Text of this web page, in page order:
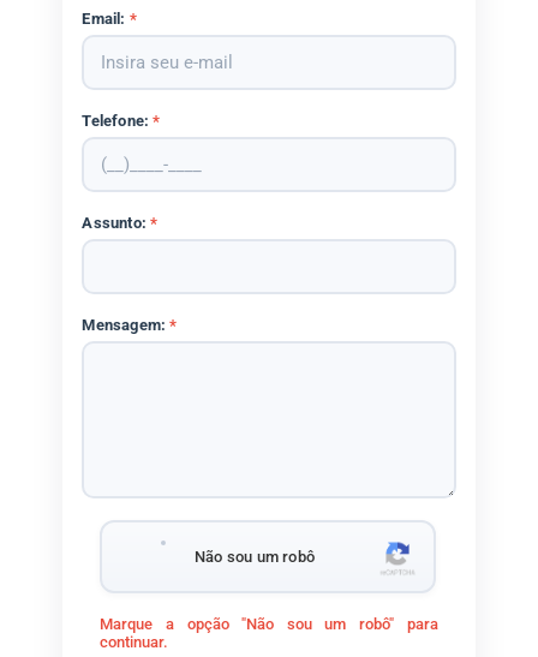
Email: *
Telefone:*
Assunto:*
Mensagem:*
Não sou um robô
Marque a opção "Não sou um robô" para
continuar.